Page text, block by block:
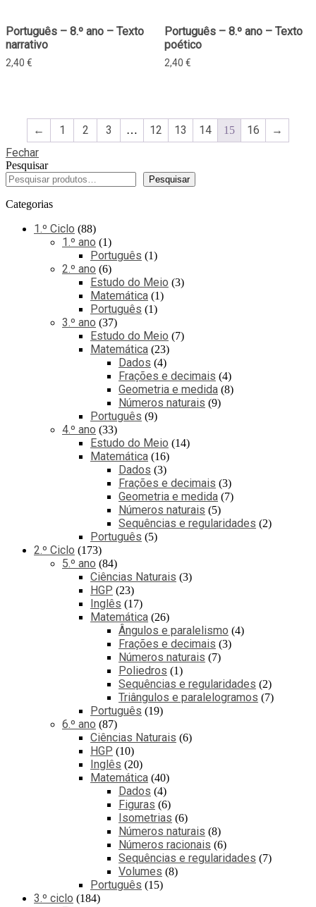
Português – 8.º ano – Texto
narrativo
2,40 €
Português – 8.º ano – Texto
poético
2,40 €
← 1 2 3 … 12 13 14 15 16
→
Fechar
Pesquisar
Pesquisar
Categorias
1.º Ciclo 88
1.º ano 1
Português 1
2.º ano 6
Estudo do Meio 3
Matemática 1
Português 1
3.º ano 37
Estudo do Meio 7
Matemática 23
Dados 4
Frações e decimais 4
Geometria e medida 8
Números naturais 9
Português 9
4.º ano 33
Estudo do Meio 14
Matemática 16
Dados 3
Frações e decimais 3
Geometria e medida 7
Números naturais 5
Sequências e regularidades 2
Português 5
2.º Ciclo 173
5.º ano 84
Ciências Naturais 3
HGP 23
Inglês 17
Matemática 26
Ângulos e paralelismo 4
Frações e decimais 3
Números naturais 7
Poliedros 1
Sequências e regularidades 2
Triângulos e paralelogramos 7
Português 19
6.º ano 87
Ciências Naturais 6
HGP 10
Inglês 20
Matemática 40
Dados 4
Figuras 6
Isometrias 6
Números naturais 8
Números racionais 6
Sequências e regularidades 7
Volumes 8
Português 15
3.º ciclo 184